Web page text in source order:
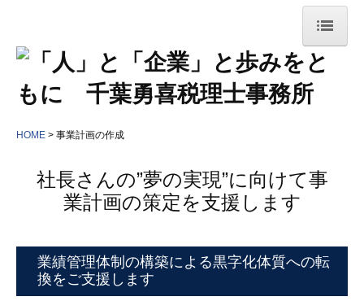
HOME
事務所案内
事務所概要
経営理念
当事務所の特長
当事務所のお客様
HOME 事業計画の作成
社長さんの”夢の実現”に向けて事
業計画の策定を支援します
業績管理体制の構築による黒字化体質への転
換をご支援します